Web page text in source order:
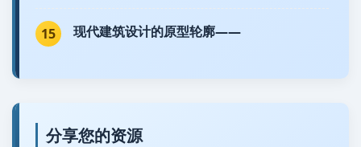
15 现代建筑设计的原型轮廓——
分享您的资源